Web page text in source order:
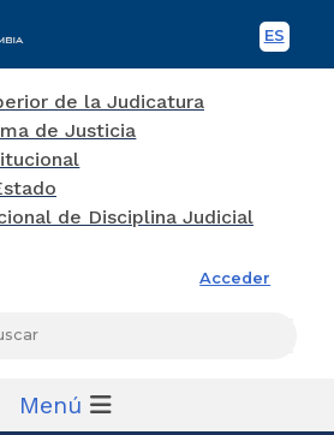
ES
Acceder
Menú